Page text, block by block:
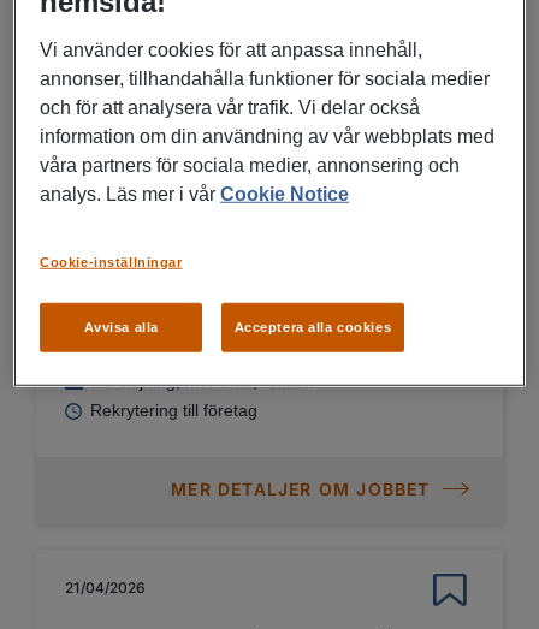
HR, Juridik
Rekrytering till företag
MER DETALJER OM JOBBET
Solna
Försäljning, marknad, reklam
Rekrytering till företag
MER DETALJER OM JOBBET
21/04/2026
Vi använder cookies för att anpassa innehåll,
annonser, tillhandahålla funktioner för sociala medier
och för att analysera vår trafik. Vi delar också
information om din användning av vår webbplats med
våra partners för sociala medier, annonsering och
analys. Läs mer i vårCookie Notice
Avvisa alla Acceptera alla cookies
Cookie-inställningar